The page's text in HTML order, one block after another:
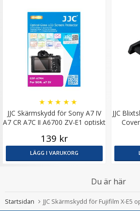
JJC Skärmskydd för Sony A7 IV
A7 CR A7C II A6700 ZV-E1 optiskt
★ ★ ★ ★ ★
139 kr
LÄGG I VARUKORG
JJC
Du är här
Startsidan JJC Skärmskydd för Fujifilm X-E5